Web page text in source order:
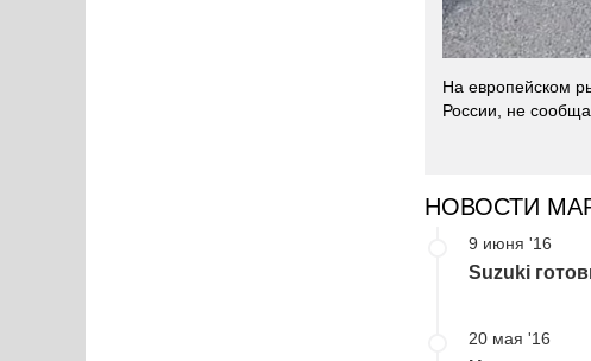
На европейском
России, не
НОВОСТИ
9 июня '16
Suzuki
20 мая '16